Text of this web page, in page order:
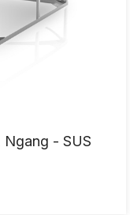
- SUS